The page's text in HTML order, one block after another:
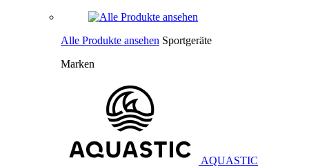
Alle Produkte ansehen Sportgeräte
Marken
AQUASTIC